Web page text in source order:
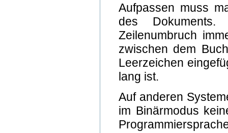
Aufpassen muss
des
Zeilenumbruch
zwischen dem
Leerzeichen
lang ist.
Auf anderen
im Binärmodus